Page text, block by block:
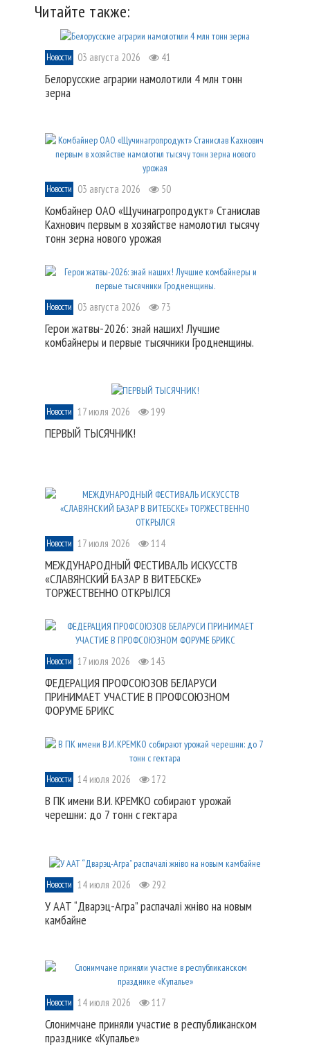
Читайте также:
Новости 03 августа 2026 41
Белорусские аграрии намолотили 4 млн тонн
зерна
Новости 03 августа 2026 50
Комбайнер ОАО «Щучинагропродукт» Станислав
Кахнович первым в хозяйстве намолотил тысячу
тонн зерна нового урожая
Новости 03 августа 2026 73
Герои жатвы-2026: знай наших! Лучшие
комбайнеры и первые тысячники Гродненщины.
Новости 17 июля 2026 199
ПЕРВЫЙ ТЫСЯЧНИК!
Новости 17 июля 2026 114
МЕЖДУНАРОДНЫЙ ФЕСТИВАЛЬ ИСКУССТВ
«СЛАВЯНСКИЙ БАЗАР В ВИТЕБСКЕ»
ТОРЖЕСТВЕННО ОТКРЫЛСЯ
Новости 17 июля 2026 143
ФЕДЕРАЦИЯ ПРОФСОЮЗОВ БЕЛАРУСИ
ПРИНИМАЕТ УЧАСТИЕ В ПРОФСОЮЗНОМ
ФОРУМЕ БРИКС
Новости 14 июля 2026 172
В ПК имени В.И. КРЕМКО собирают урожай
черешни: до 7 тонн с гектара
Новости 14 июля 2026 292
У ААТ “Дварэц-Агра” распачалі жніво на новым
камбайне
Новости 14 июля 2026 117
Слонимчане приняли участие в республиканском
празднике «Купалье»